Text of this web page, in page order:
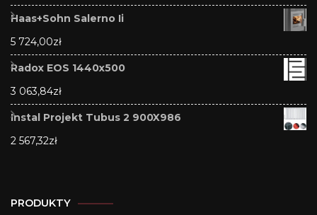
Haas+Sohn Salerno Ii
5 724,00zł
Radox EOS 1440x500
3 063,84zł
Instal Projekt Tubus 2 900X986
2 567,32zł
PRODUKTY